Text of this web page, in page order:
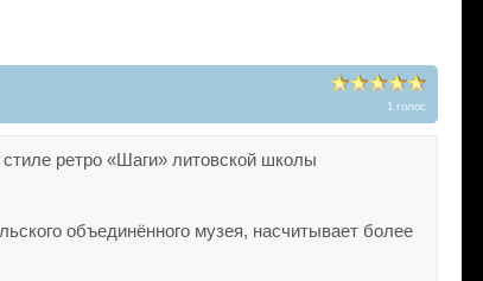
1 голос
ретро «Шаги» литовской школы
объединённого музея, насчитывает более